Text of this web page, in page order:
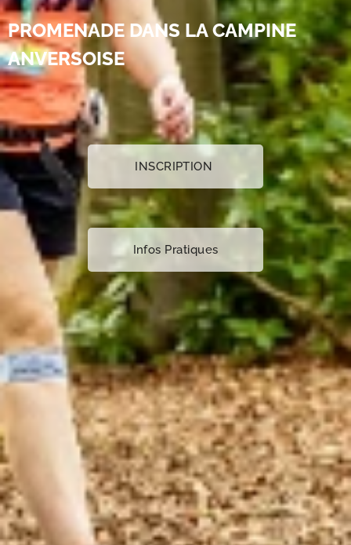
PROMENADE DANS LA CAMPINE
ANVERSOISE
INSCRIPTION
Infos Pratiques